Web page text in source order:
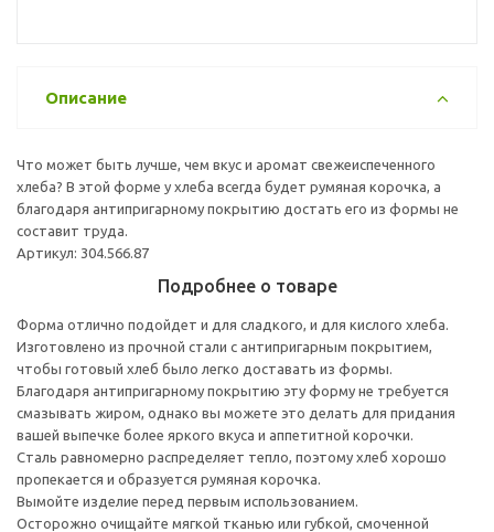
Описание
Что может быть лучше, чем вкус и аромат свежеиспеченного
хлеба? В этой форме у хлеба всегда будет румяная корочка, а
благодаря антипригарному покрытию достать его из формы не
составит труда.
Артикул: 304.566.87
Подробнее о товаре
Форма отлично подойдет и для сладкого, и для кислого хлеба.
Изготовлено из прочной стали с антипригарным покрытием,
чтобы готовый хлеб было легко доставать из формы.
Благодаря антипригарному покрытию эту форму не требуется
смазывать жиром, однако вы можете это делать для придания
вашей выпечке более яркого вкуса и аппетитной корочки.
Сталь равномерно распределяет тепло, поэтому хлеб хорошо
пропекается и образуется румяная корочка.
Вымойте изделие перед первым использованием.
Осторожно очищайте мягкой тканью или губкой, смоченной